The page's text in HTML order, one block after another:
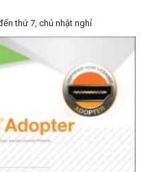
thứ 7, chủ nhật nghỉ